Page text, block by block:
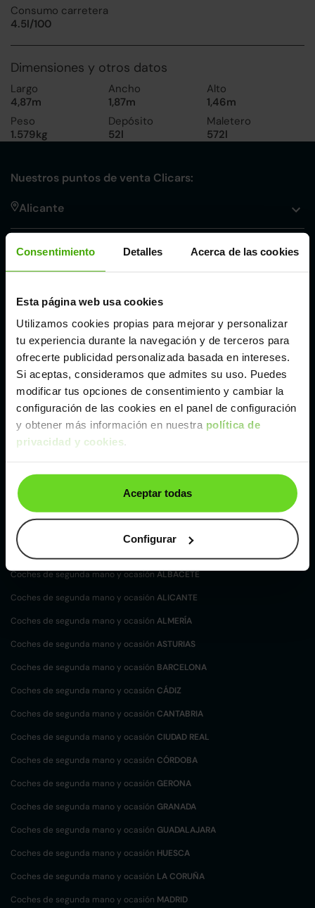
Consentimiento Detalles Acerca de las cookies
Esta página web usa cookies
Utilizamos cookies propias para mejorar y personalizar
tu experiencia durante la navegación y de terceros para
ofrecerte publicidad personalizada basada en intereses.
Si aceptas, consideramos que admites su uso. Puedes
modificar tus opciones de consentimiento y cambiar la
configuración de las cookies en el panel de configuración
y obtener más información en nuestra política de
privacidad y cookies.
Aceptar todas
Configurar
Consumo carretera
4.5l/100
Dimensiones y otros datos
Largo
4,87m
Ancho
1,87m
Alto
1,46m
Peso
1.579kg
Depósito
52l
Maletero
572l
Nuestros puntos de venta Clicars:
Alicante
Córdoba
Madrid
Málaga
Valencia
Zaragoza
Ver Renault Talisman de segunda mano y ocasión
Renault Talisman de segunda mano y ocasión
Coches de segunda mano y ocasión por
localización
Coches de segunda mano y ocasiónALBACETE
Coches de segunda mano y ocasión ALICANTE
Coches de segunda mano y ocasión ALMERÍA
Coches de segunda mano y ocasión ASTURIAS
Coches de segunda mano y ocasión BARCELONA
Coches de segunda mano y ocasión CÁDIZ
Coches de segunda mano y ocasión CANTABRIA
Coches de segunda mano y ocasión CIUDAD REAL
Coches de segunda mano y ocasión CÓRDOBA
Coches de segunda mano y ocasión GERONA
Coches de segunda mano y ocasión GRANADA
Coches de segunda mano y ocasión GUADALAJARA
Coches de segunda mano y ocasión HUESCA
Coches de segunda mano y ocasión LA CORUÑA
Coches de segunda mano y ocasión MADRID